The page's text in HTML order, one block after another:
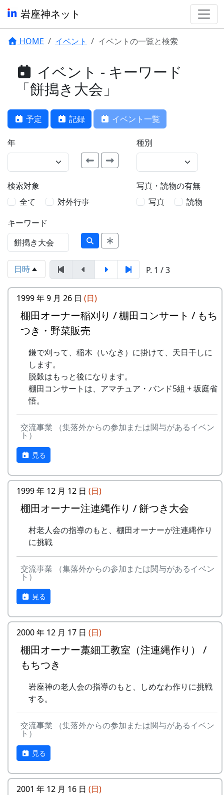
岩座神ネット
HOME イベント イベントの一覧と検索
イベント - キーワード
「餅搗き大会」
予定 記録 イベント一覧
年 種別
検索対象
全て
対外行事
写真・読物の有無
写真
読物
キーワード
日時 P. 1 / 3
1999 年 9 月 26 日 (日)
棚田オーナー稲刈り / 棚田コンサート / もち
つき・野菜販売
鎌で刈って、稲木（いなき）に掛けて、天日干しに
します。
脱穀はもっと後になります。
棚田コンサートは、アマチュア・バンド5組 + 坂庭省
悟。
交流事業 （集落外からの参加または関与があるイベン
ト）
見る
1999 年 12 月 12 日 (日)
棚田オーナー注連縄作り / 餅つき大会
村老人会の指導のもと、棚田オーナーが注連縄作り
に挑戦
交流事業 （集落外からの参加または関与があるイベン
ト）
見る
2000 年 12 月 17 日 (日)
棚田オーナー藁細工教室（注連縄作り） /
もちつき
岩座神の老人会の指導のもと、しめなわ作りに挑戦
する。
交流事業 （集落外からの参加または関与があるイベン
ト）
見る
2001 年 12 月 16 日 (日)